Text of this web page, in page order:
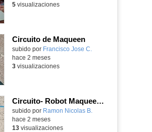
5visualizaciones
Circuito de Maqueen
Contenido educativo.
subido por Francisco Jose C.
hace 2 meses
3visualizaciones
Circuito- Robot Maqueen para Microbit
Contenido educativo.
subido por Ramon Nicolas B.
hace 2 meses
13visualizaciones